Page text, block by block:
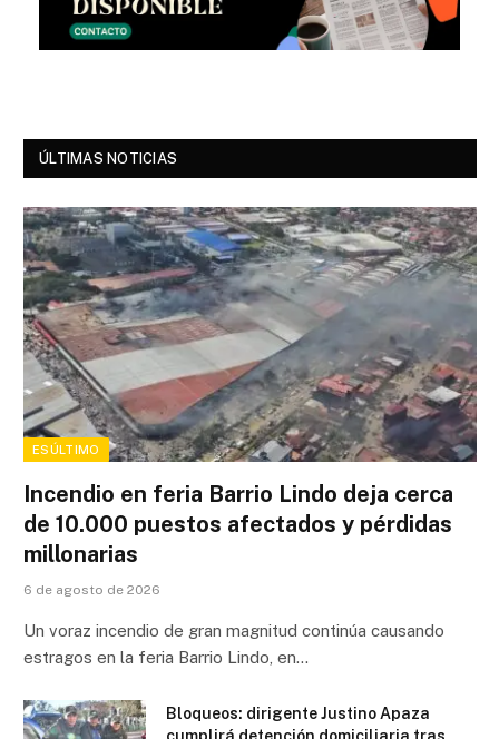
ÚLTIMAS NOTICIAS
ESÚLTIMO
Incendio en feria Barrio Lindo deja cerca
de 10.000 puestos afectados y pérdidas
millonarias
6 de agosto de 2026
Un voraz incendio de gran magnitud continúa causando
estragos en la feria Barrio Lindo, en…
Bloqueos: dirigente Justino Apaza
cumplirá detención domiciliaria tras